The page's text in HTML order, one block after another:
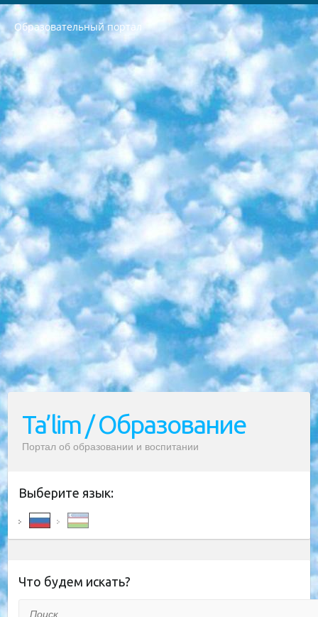
Образовательный портал
РЕСПУБЛИКА УЗБЕКИСТАН МИНИСТРЕРСТВО ДОШКОЛЬНОГО И ШКОЛЬНОГО ОБРАЗОВАНИЯ КОМАНДА в общеобразовательных учреждениях в 2023-2024 учебном году организация и проведение итоговой государственной аттестации обучающихся о Министра дошкольного и школьного образования Республики Узбекистан от 4 марта 2008 года (постановлением Минюста от 20 марта 2008 года № 1778 государственной регистрации) «Итоговое состояние учащихся общего среднего образования на основании положения об утверждении положения об аттестации общего среднего образования выпускной экзамен студентов в образовательных учреждениях в 2023-2024 учебном году В целях организации и прохождения аттестации приказываю: 1. Следующее: перечень предметов, по которым будет проводиться итоговая государственная аттестация и экзамен формы перевода согласно приложению 1; сертификаты международного образца, оценивающие уровень владения иностранными языками перечень согласно приложению 2; 2. Педагогический при специализированных образовательных учреждениях. научно-практический центр квалификации и международной оценки (Д.Давидова) 2024 г. До 25 марта: задания по предметам, по которым будет проводиться итоговая аттестация разработка и утверждение технических условий; итоговая аттестация на основании разработанного предметного задания разработка вопросов по предметам (устно и письменно), экзамен передача; общеобразовательные средние школы и специальные учебные заведения учащиеся выпускных классов школ и интернатов в агентской системе подготовка базы данных экзаменационных материалов и критериев оценки; перевод базы экзаменационных материалов на все языки обучения подать в Республиканский образовательный центр для изготовления; варианты экзаменов на основе разработанных контрольных материалов пусть будут поставлены задачи формирования. 3. Республиканский образовательный центр (Ш.Худайкулов) до 5 апреля 2024 года. до: база данных предоставленных экзаменационных материалов на все языки обучения перевод и экспертиза; для слепых, слабовидящих, глухих, слабослышащих и умственно отсталых детей учащиеся выпускных классов специализированных школ и школ-интернатов база данных экзаменационных материалов на всех преподаваемых языках подготовка критериев оценки; специализированные школы для умственно отсталых детей и технологии для учащихся выпускных классов школ-интернатов разработка соответствующих рекомендаций и критериев проведения ЕГЭ по естествознанию давать задания. 4. Педагогический при специализированных образовательных учреждениях. Научно-практический центр навыков и международной оценки (Д.Давидова), Республика образовательный центр (Худайкулов Ш.) итоговый государственный аттестационный экзамен ориентирован на творческое и логическое мышление при подготовке базы материалов учитывать введение заданий. 5. Следует отметить, что: сертификат государственного образца о знании общеобразовательного предмета и как минимум национальный уровень B1 по предметам на иностранных языках, указанным в Приложении 2. или международно признанный сертификат эквивалентного уровня студенты, изучающие определенный предмет, освобождаются от экзамена; по соответствующим предметам запланирована итоговая государственная аттестация за день до дня, путем жеребьевки Рабочей группой (в письменной форме по предметам, проводимым в форме) из числа сформированных вариантов выбрано 2 варианта; 2 выбранных варианта экзамена анонсированы на официальном сайте министерства и все выпускники по всей стране на основе этих вариантов проводит итоговую государственную аттестацию. 6. Государственное образование учащихся средних общеобразовательных учреждений. знания в соответствии с квалификационными требованиями, которые необходимо приобрести на основании стандартов итоговый (выпускной) контроль для 9 и 11 классов в целях тестирования Экзамены (далее – экзамены) состоят из предметов, перечисленных в приложении 1. будет сделано. 7. Экзамены пройдут с 26 мая по 15 июня 2024 г. (кроме науки физического воспитания). 8. Физическая для учащихся 9 классов общесредних образовательных учреждений. Экзамены по предмету «Образование, квалификация медицина» 1-6 мая 2024 года. сотрудники перевести под присмотр (с отклонениями в физическом или умственном развитии) специализированная школа для детей, школы-интернаты и со сколиозом школы-интернаты санаторного типа для больных детей исключены). 9. Он был слепым, слабовидящим и имел нарушения опорно-двигательного аппарата. экзамены в специализированных школах и интернатах для детей должны проводиться исходя из требований, предъявляемых к общеобразовательным учреждениям (физкультура кроме науки). 10. Специализированная школа для глухих и слабослышащих детей. и экзамены в интернатах и быть реализован в виде письменного теста по математике. 11. Специальность для умственно отсталых детей. Для 9 класса Родной язык и литературное письмо Государственный язык (язык обучения – узбекский). для неклассов) написано Математическое письмо Письменная/устная история Узбекистана Физическое воспитание практично Итоговый контроль Для 11 класса Написание родного языка и литературы (эссе) Математическое письмо Узбекский язык (обучение на узбекском языке) не посещающее общее среднее образование для учреждений)/Образовательное учреждение выбор письменный и устный Иностранный язык письменный/устный Письменная/устная история Узбекистана *По выбору студента:  Химия  Физика  Основы государственного права  География 10 бесплатных образовательных ресурсов - Мы составили подборку онлайн-проектов с интерактивными упражнениями, видеолекциями и статьями. Они помогут вам обрести новые и освежить старые знания бесплатно. 1. «ИНТУИТ» Старейшая образовательная площадка Рунета. Здесь вы найдёте сотни текстовых и видеокурсов на десятки различных тем — от программирования до психологии. Многие курсы подготовлены российскими университетами и крупными международными компаниями вроде Intel и Microsoft. Самостоятельное обучение бесплатное, но желающие могут оплатить услуги персональных наставников. 2. «Смартия» знакомит с актуальными профессиями и подсказывает, как им обучаться. Выбрав заинтересовавшую вас специальность — SMM-специалист, фотограф, веб-дизайнер или другую, — увидите список необходимых для неё умений. Чтобы вы могли освоить их самостоятельно, для каждого умения площадка отображает подборку ссылок на учебные материалы. Хотя «Смартия» ориентируется на русскоязычную аудиторию, часть контента всё же доступна только на английском. 3. «Лекторий Физтеха» Проект Московского физико-технического института (Физтеха). С его помощью вы можете смотреть онлайн серии лекций, записанные на видео в этом вузе. В числе доступных предметов — физика, биология, химия, информационные технологии и другие. К некоторым лекциям администрация ресурса прилагает готовые конспекты, которые можно скачивать в PDF-формате. 4. ITMOcourses Онлайн-площадка Санкт-Петербургского национального исследовательского университета информационных технологий, механики и оптики (ИТМО). Ресурс предоставляет свободный доступ к курсам, разработанным в этом вузе. Каталог материалов разбит на четыре категории: «Оптические системы и технологии», «Приборостроение и робототехника», «Информационные технологии» и «Биотехнологии». Курсы состоят из видеолекций, интерактивных демонстраций и заданий. 5. «КиберЛенинка» Электронная научная библиотека открытого доступа. Каталог площадки регулярно обрастает текстами статей из различных научных изданий. Сгруппированные по журналам и рубрикам публикации можно читать онлайн или скачивать целиком в PDF-формате. Проект нацелен на популяризацию науки за счёт открытого доступа к качественной информации. 6. «ПостНаука» На этом ресурсе публикуют подборки видеолекций, составленные экспертами из разных отраслей и объединённые общими темами. Среди них, к примеру, есть серии «Биоинформатика и геномика», «Культура средневековой Скандинавии» и Cinema Studies о теории кино. Каждая подборка лекций — логически связанная история, рассказанная экспертом от первого лица. Кроме того, на сайте появляются научно-образовательные статьи и тесты на разные темы. 7. «Newочём» Команда проекта «Newочём» отбирает самые интересные тексты из англоязычных СМИ и переводит те из них, за которые голосуют участники сообщества «ВКонтакте». По большей части это научно-популярные статьи. Редакторы придумывают лишь заголовки, в остальном содержание переводов соответствует оригиналам. Полные тексты можно читать прямо в социальной сети. 8. InternetUrok Онлайн-база материалов по основным дисциплинам школьной программы. Информация на сайте структурирована по классам, предметам и темам (урокам). Каждый урок состоит из видеолекций и конспектов. Есть также интерактивные тренажёры и тесты для закрепления пройденного материала. Даже если вы давно окончили школу, возможность повторить программу старших классов всегда может пригодиться. 9. Edutainme Ещё один ресурс об образовании. В отличие от Newtonew, как мне кажется, Edutainme больше ориентируется на представителей индустрии: педагогов, предпринимателей, разработчиков образовательных проектов. Но и любой, кто просто стремится к саморазвитию, найдёт на сайте много полезного и интересного для себя. Например, информацию о новых курсах и образовательных сервисах. 10. Newtonew Онлайн-медиа об образовании и обучении в широком смысле. Авторы Newtonew пишут об инструментах, заведениях, тактиках и стратегиях, которые помогают учить других и получать новые знания самостоятельно. На этой площадке вы найдёте новости, обзоры, аналитические мат
Ta’lim / Образование
Портал об образовании и воспитании
Выберите язык:
Что будем искать?